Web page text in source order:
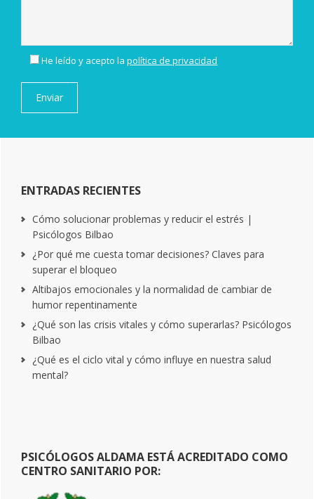
He leído y acepto lapolítica de privacidad
ENTRADAS RECIENTES
Cómo solucionar problemas y reducir el estrés |
Psicólogos Bilbao
¿Por qué me cuesta tomar decisiones? Claves para
superar el bloqueo
Altibajos emocionales y la normalidad de cambiar de
humor repentinamente
¿Qué son las crisis vitales y cómo superarlas? Psicólogos
Bilbao
¿Qué es el ciclo vital y cómo influye en nuestra salud
mental?
PSICÓLOGOS ALDAMA ESTÁ ACREDITADO COMO
CENTRO SANITARIO POR: